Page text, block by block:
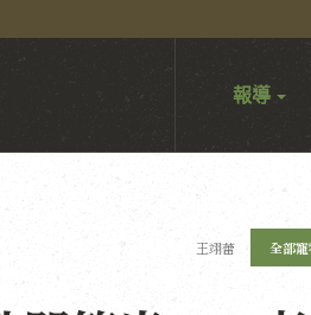
報導
王翊蕾 全部